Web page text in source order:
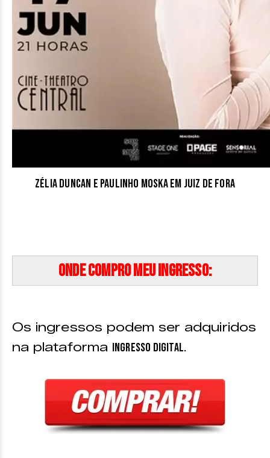
| R$ 126 (PROMOCIONAL + 1kg de
alimento)
Galeria –R$ 120 (INTEIRA) | R$ 60
(MEIA-ENTRADA) | R$ 84
(PROMOCIONAL + 1kg de alimento)
Camarote –
R$ 800 (p/ 6
pessoas)
Zélia Duncan e Paulinho Moska em Juiz de Fora
Onde compro meu ingresso:
Os ingressos podem ser adquiridos
na plataforma Ingresso Digital.